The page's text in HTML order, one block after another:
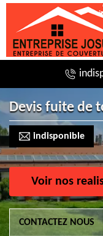
Devis fuite de
indisponible
Voir nos
CONTACTEZ NOUS